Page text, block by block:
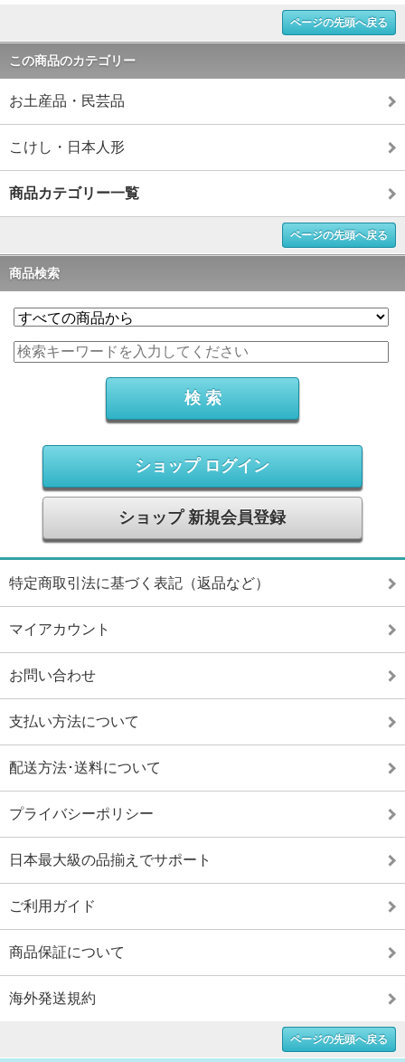
ページの先頭へ戻る
この商品のカテゴリー
お土産品・民芸品
こけし・日本人形
商品カテゴリー一覧
ページの先頭へ戻る
商品検索
ショップ ログイン
ショップ 新規会員登録
特定商取引法に基づく表記（返品など）
マイアカウント
お問い合わせ
支払い方法について
配送方法･送料について
プライバシーポリシー
日本最大級の品揃えでサポート
ご利用ガイド
商品保証について
海外発送規約
ページの先頭へ戻る